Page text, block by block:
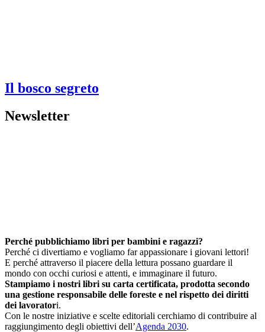
Il bosco segreto
Newsletter
Perché pubblichiamo libri per bambini e ragazzi?
Perché ci divertiamo e vogliamo far appassionare i giovani lettori!
E perché attraverso il piacere della lettura possano guardare il
mondo con occhi curiosi e attenti, e immaginare il futuro.
Stampiamo i nostri libri su carta certificata, prodotta secondo
una gestione responsabile delle foreste e nel rispetto dei diritti
dei lavoratori.
Con le nostre iniziative e scelte editoriali cerchiamo di contribuire al
raggiungimento degli obiettivi dell’Agenda 2030.